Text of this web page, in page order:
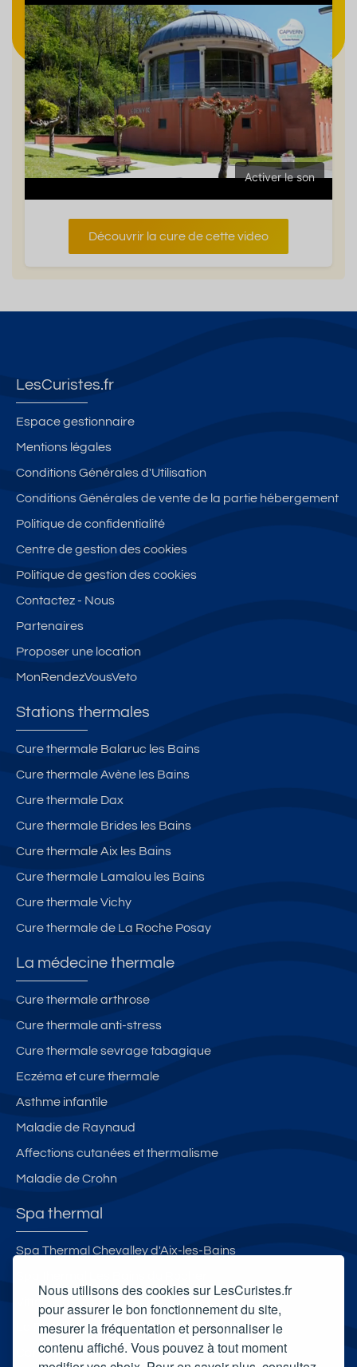
Nous utilisons des cookies sur LesCuristes.fr
pour assurer le bon fonctionnement du site,
mesurer la fréquentation et personnaliser le
contenu affiché. Vous pouvez à tout moment
Activer le son
Découvrir la cure de cette video
LesCuristes.fr
Espace gestionnaire
Mentions légales
Conditions Générales d'Utilisation
Conditions Générales de vente de la partie hébergement
Politique de confidentialité
Centre de gestion des cookies
Politique de gestion des cookies
Contactez - Nous
Partenaires
Proposer une location
MonRendezVousVeto
Stations thermales
Cure thermale Balaruc les Bains
Cure thermale Avène les Bains
Cure thermale Dax
Cure thermale Brides les Bains
Cure thermale Aix les Bains
Cure thermale Lamalou les Bains
Cure thermale Vichy
Cure thermale de La Roche Posay
La médecine thermale
Cure thermale arthrose
Cure thermale anti-stress
Cure thermale sevrage tabagique
Eczéma et cure thermale
Asthme infantile
Maladie de Raynaud
Affections cutanées et thermalisme
Maladie de Crohn
Spa thermal
Spa Thermal Chevalley d'Aix-les-Bains
La Parenthèse Obalia Institut
Carte cadeau spa Vichy